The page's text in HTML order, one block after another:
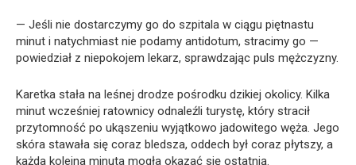
— Jeśli nie dostarczymy go do szpitala w ciągu piętnastu
minut i natychmiast nie podamy antidotum, stracimy go —
powiedział z niepokojem lekarz, sprawdzając puls mężczyzny.
Karetka stała na leśnej drodze pośrodku dzikiej okolicy. Kilka
minut wcześniej ratownicy odnaleźli turystę, który stracił
przytomność po ukąszeniu wyjątkowo jadowitego węża. Jego
skóra stawała się coraz bledsza, oddech był coraz płytszy, a
każda kolejna minuta mogła okazać się ostatnią.